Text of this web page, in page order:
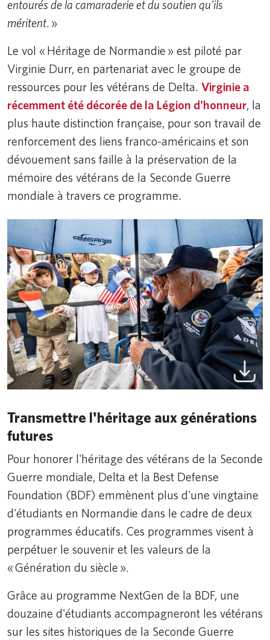
entourés de la camaraderie et du soutien qu'ils
méritent. »
Le vol « Héritage de Normandie » est piloté par
Virginie Durr, en partenariat avec le groupe de
ressources pour les vétérans de Delta. Virginie a
récemment été décorée de la Légion d'honneur, la
plus haute distinction française, pour son travail de
renforcement des liens franco-américains et son
dévouement sans faille à la préservation de la
mémoire des vétérans de la Seconde Guerre
mondiale à travers ce programme.
Transmettre l'héritage aux générations
futures
Pour honorer l'héritage des vétérans de la Seconde
Guerre mondiale, Delta et la Best Defense
Foundation (BDF) emmènent plus d'une vingtaine
d'étudiants en Normandie dans le cadre de deux
programmes éducatifs. Ces programmes visent à
perpétuer le souvenir et les valeurs de la
« Génération du siècle ».
Grâce au programme NextGen de la BDF, une
douzaine d'étudiants accompagneront les vétérans
sur les sites historiques de la Seconde Guerre